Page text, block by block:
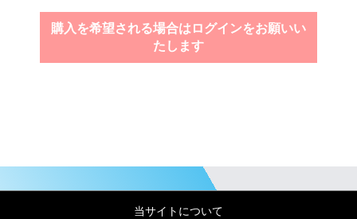
購入を希望される場合はログインをお願いい
たします
当サイトについて